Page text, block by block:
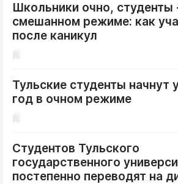
Школьники очно, студенты
смешанном режиме: как
после каникул
Тульские студенты начнут
год в очном режиме
Студентов Тульского
государственного
постепенно переводят на